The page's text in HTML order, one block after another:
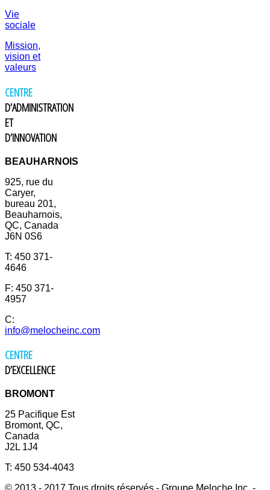
Vie
sociale
Mission,
vision et
valeurs
CENTRE
D’ADMINISTRATION
ET
D’INNOVATION
BEAUHARNOIS
925, rue du
Caryer,
bureau 201,
Beauharnois,
QC, Canada
J6N 0S6
T: 450 371-
4646
F: 450 371-
4957
C:
info@melocheinc.com
CENTRE
D’EXCELLENCE
BROMONT
25 Pacifique Est
Bromont, QC,
Canada
J2L 1J4
T: 450 534-4043